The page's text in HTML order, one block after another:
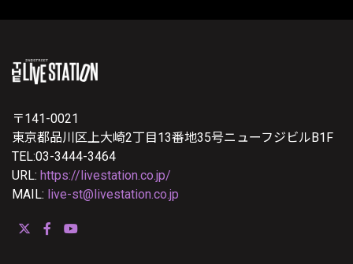
〒141-0021
東京都品川区上大崎2丁目13番地35号ニューフジビルB1F
TEL:03-3444-3464
URL: https://livestation.co.jp/
MAIL: live-st@livestation.co.jp